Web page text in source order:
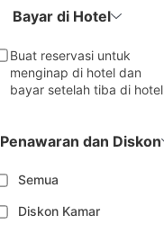
Bayar di Hotel
Buat reservasi untuk
menginap di hotel dan
bayar setelah tiba di hotel
Penawaran dan Diskon
Semua
Diskon Kamar